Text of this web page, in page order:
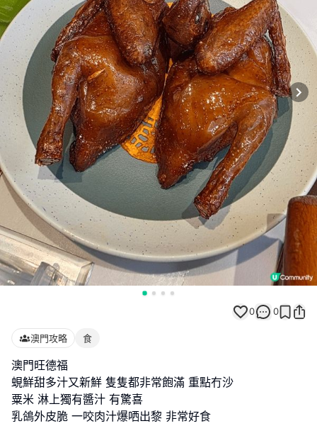
0 0
澳門攻略 食
澳門旺德福
蜆鮮甜多汁又新鮮 隻隻都非常飽滿 重點冇沙
粟米 淋上獨有醬汁 有驚喜